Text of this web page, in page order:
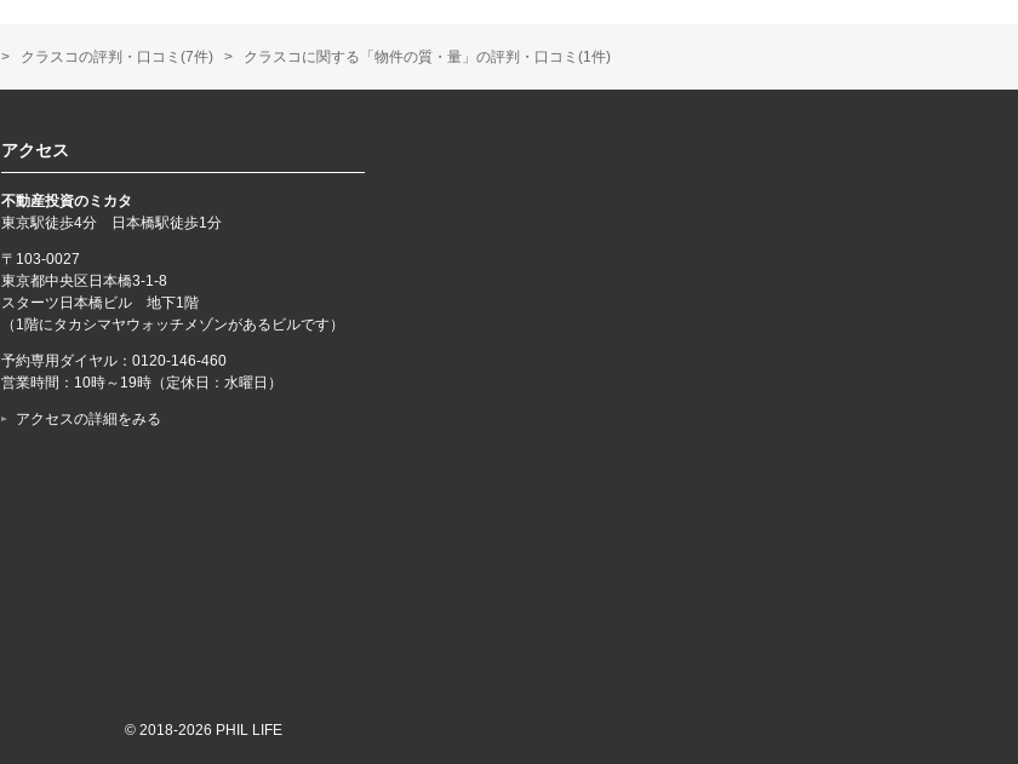
クラスコの評判・口コミ(7件) クラスコに関する「物件の質・量」の評判・口コミ(1件)
アクセス
不動産投資のミカタ
東京駅徒歩4分 日本橋駅徒歩1分
〒103-0027
東京都中央区日本橋3-1-8
スターツ日本橋ビル 地下1階
（1階にタカシマヤウォッチメゾンがあるビルです）
予約専用ダイヤル：0120-146-460
営業時間：10時～19時（定休日：水曜日）
アクセスの詳細をみる
© 2018-2026 PHIL LIFE